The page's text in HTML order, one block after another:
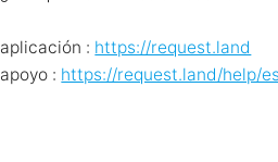
aplicación : https://request.land
apoyo : https://request.land/help/